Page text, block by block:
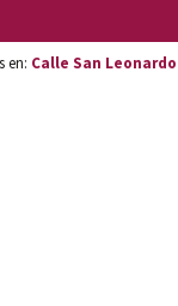
en: Calle San